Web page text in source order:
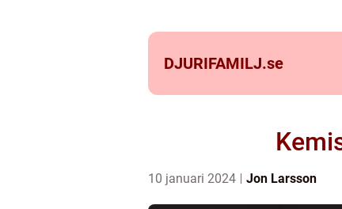
DJURIFAMILJ.se
10 januari 2024 Jon Larsson